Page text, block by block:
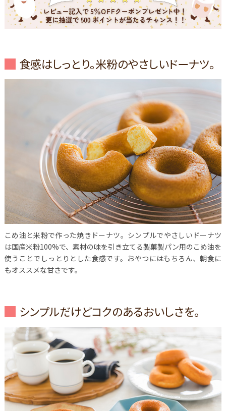
食感はしっとり。米粉のやさしいドーナツ。
こめ油と米粉で作った焼きドーナツ。シンプルでやさしいドーナツ
は国産米粉100%で、素材の味を引き立てる製菓製パン用のこめ油を
使うことでしっとりとした食感です。おやつにはもちろん、朝食に
もオススメな甘さです。
シンプルだけどコクのあるおいしさを。